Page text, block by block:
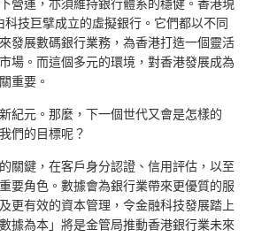
營運，亦須維持銀行體系的穩健。香港現
科技巨擘成立的虛擬銀行。它們都以不同
發展數碼銀行業務，為香港打造一個靈活
場。而這個多元的環境，對香港發展成為
重要。
紀元。那麼，下一個世代又會是怎樣的
們的目標呢？
關鍵，在客戶身分認證、信用評估，以至
要角色。數據會為銀行業帶來更優質的服
更有效的資本管理，令金融科技發展踏上
據為本」將是金管局推動香港銀行業未來